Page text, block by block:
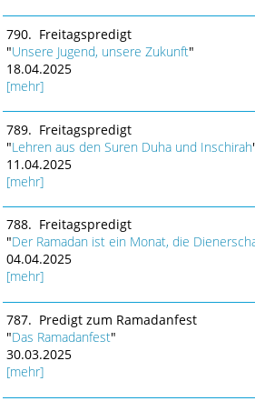
790. Freitagspredigt
"Unsere Jugend, unsere Zukunft"
18.04.2025
[mehr]
789. Freitagspredigt
"Lehren aus den Suren Duha und Inschirah
11.04.2025
[mehr]
788. Freitagspredigt
"Der Ramadan ist ein Monat, die
04.04.2025
[mehr]
787. Predigt zum Ramadanfest
"Das Ramadanfest"
30.03.2025
[mehr]